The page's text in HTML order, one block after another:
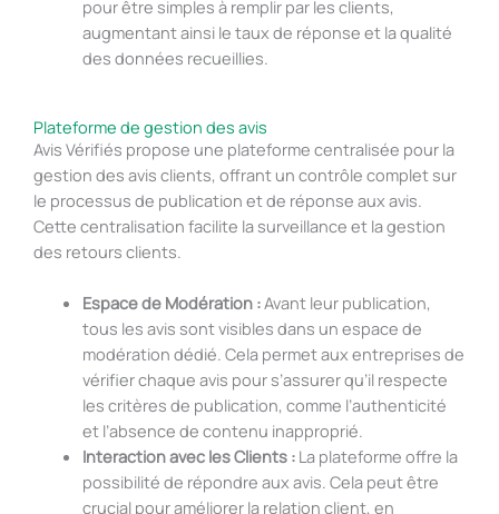
pour être simples à remplir par les clients,
augmentant ainsi le taux de réponse et la qualité
des données recueillies.
Plateforme de gestion des avis
Avis Vérifiés propose une plateforme centralisée pour la
gestion des avis clients, offrant un contrôle complet sur
le processus de publication et de réponse aux avis.
Cette centralisation facilite la surveillance et la gestion
des retours clients.
Espace de Modération :Avant leur publication,
tous les avis sont visibles dans un espace de
modération dédié. Cela permet aux entreprises de
vérifier chaque avis pour s’assurer qu’il respecte
les critères de publication, comme l’authenticité
et l’absence de contenu inapproprié.
Interaction avec les Clients :La plateforme offre la
possibilité de répondre aux avis. Cela peut être
crucial pour améliorer la relation client, en